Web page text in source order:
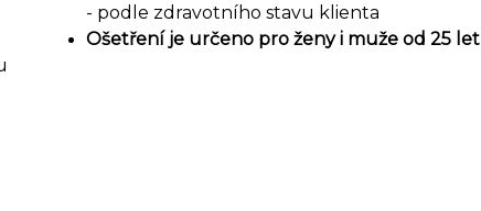
- podle zdravotního stavu klienta
Ošetření je určeno pro ženy i muže od 25 let